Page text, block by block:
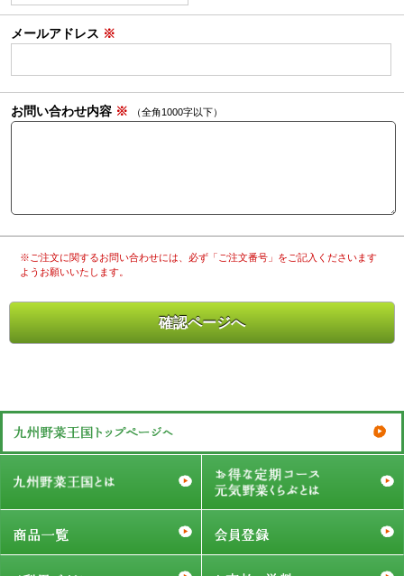
メールアドレス ※
お問い合わせ内容 ※ （全角1000字以下）
※ご注文に関するお問い合わせには、必ず「ご注文番号」をご記入くださいます
ようお願いいたします。